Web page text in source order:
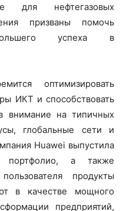
для нефтегазовых
призваны помочь
успеха в
оптимизировать
ИКТ и способствовать
внимание на типичных
глобальные сети и
Huawei выпустила
портфолио, а также
продукты
в качестве мощного
предприятий,